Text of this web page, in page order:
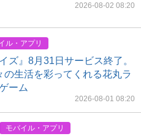
2026-08-02 08:20
ル・アプリ
ズ』8月31日サービス終了。
の生活を彩ってくれる花丸ラ
ーム
2026-08-01 08:20
モバイル・アプリ